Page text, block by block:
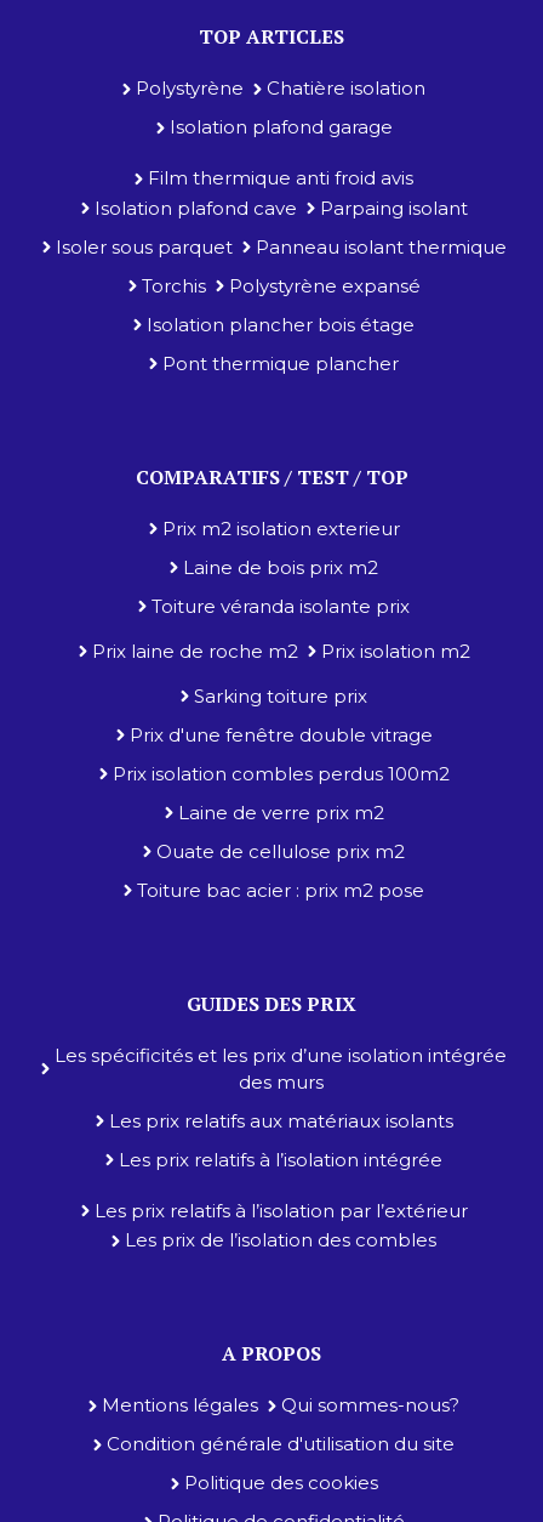
TOP ARTICLES
Polystyrène
Chatière isolation
Isolation plafond garage
Film thermique anti froid avis
Isolation plafond cave
Parpaing isolant
Isoler sous parquet
Panneau isolant thermique
Torchis
Polystyrène expansé
Isolation plancher bois étage
Pont thermique plancher
COMPARATIFS / TEST / TOP
Prix m2 isolation exterieur
Laine de bois prix m2
Toiture véranda isolante prix
Prix laine de roche m2
Prix isolation m2
Sarking toiture prix
Prix d'une fenêtre double vitrage
Prix isolation combles perdus 100m2
Laine de verre prix m2
Ouate de cellulose prix m2
Toiture bac acier : prix m2 pose
GUIDES DES PRIX
Les spécificités et les prix d’une isolation intégrée
des murs
Les prix relatifs aux matériaux isolants
Les prix relatifs à l’isolation intégrée
Les prix relatifs à l’isolation par l’extérieur
Les prix de l’isolation des combles
A PROPOS
Mentions légales
Qui sommes-nous?
Condition générale d'utilisation du site
Politique des cookies